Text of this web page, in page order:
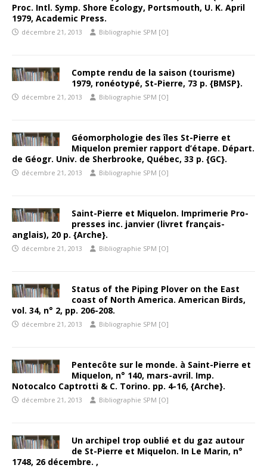
Proc. Intl. Symp. Shore Ecology, Portsmouth, U. K. April
1979, Academic Press.
décembre 21, 2013 Bibliographie SPM [O]
Compte rendu de la saison (tourisme)
1979, ronéotypé, St-Pierre, 73 p. {BMSP}.
décembre 21, 2013 Bibliographie SPM [O]
Géomorphologie des îles St-Pierre et
Miquelon premier rapport d’étape. Départ.
de Géogr. Univ. de Sherbrooke, Québec, 33 p. {GC}.
décembre 21, 2013 Bibliographie SPM [O]
Saint-Pierre et Miquelon. Imprimerie Pro-
presses inc. janvier (livret français-
anglais), 20 p. {Arche}.
décembre 21, 2013 Bibliographie SPM [O]
Status of the Piping Plover on the East
coast of North America. American Birds,
vol. 34, n° 2, pp. 206-208.
décembre 21, 2013 Bibliographie SPM [O]
Pentecôte sur le monde. à Saint-Pierre et
Miquelon, n° 140, mars-avril. Imp.
Notocalco Captrotti & C. Torino. pp. 4-16, {Arche}.
décembre 21, 2013 Bibliographie SPM [O]
Un archipel trop oublié et du gaz autour
de St-Pierre et Miquelon. In Le Marin, n°
1748, 26 décembre. ,